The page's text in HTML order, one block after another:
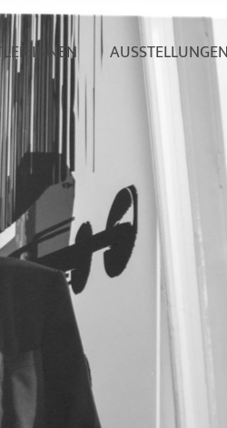
AUSSTELLUNGEN